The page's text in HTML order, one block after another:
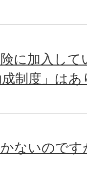
に加入し
制度」は
ないのです